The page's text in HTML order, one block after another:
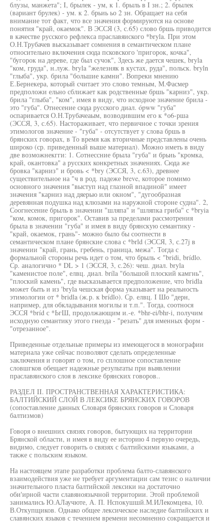
блузы, манжета"; I, брылек - ум, к 1. брыль в I зн.; 2. брылек
(вариант брулек) - ум. к 2. брьиь ьо 2 зн. Обращает на себя
внимание тот факт, что все значения формируются на основе
понятия "край, окаемок". В ЭССЯ (3, с.65) слово бршь приводится
в качестве русского рефлекса праславяиского *bryla. При этом
О.Н.Трубачев высказывает сомнения в семантическом плане
относительно включения сюда псковского 'пригорок, кочка",
"бугорок на дереве, где был сучок", Здесь же дается чешек, bryla
"ком, груда", н.луж. bryla "железняк в кустах, руда", польск. bryln
"глыба", укр. брила "большие камни". Вопреки мнению
Е.Бернекера, который считает это слово темным, М.Фасмер
предположи ельно сближает как родственные бршь "карниз", укр.
брила "глыба", "ком", имея в виду, что исходное значение брила -
это "губа". Отнесение сюда русского диал. ópww "губа"
оспаривается О.Н.Трубачеаым, возводившим его к *о6-рша
(ЭССЯ, 3, с.65). Настораживает, что первичное с точки зрения
этимологов значение - "губа" - отсутствует у слова бршь в
брянских говорах, в То время как вторичные представлены очень
широко (ср. приведенный выше материал). Можно иметь в виду
две возможнекгги: 1. Сотнессние брыла "губа" и брьиь "кромка,
край, окантовка" а русских конкретных значениях. Сюда же
бровка "карниз" и бровь < *bry (ЭССЯ, 3, с.63), древнее
существительное на "ч в род. падеже breve, которое помимо
основного значения "выступ над глазной впадиной" имеет
значения "карниз над дяерью или окном", "дугообразная
деревянная подушка над клюзами на наружной стороне судна". 2,
Соогнесение брыль в значении "шляпа" и "шляпка гриба" с *bryia
"ком, комок, пригорок". Оставив за пределами рассмотрения
брыла в значении "губа" и имея в виду брянскую семантику -
"край, окаемок, грань"- можно было бы соотнести в
семантическом плане брянские слова с *brld (ЭССЯ, 3, с.27j в
значении "край, грань, гребень, граница, межа". Тогда с
формальной стороны речь идет о том, что брыль < "bridi, brídlo.
Ср. аналогично * DL > 1 (ЭССЯ, 3, с.26): чеш. диал. bryla
"каменистое поле", елвц. диал. bríla "большой плоский камгнь",
"плоский камень", где высказывается предположение, что bridla
может быть и из 'bryla чешская форма указывает на реальность
этимологии от * bridla (ж.р. к brídlo). Ср. елвц. I Шо "дерн,
например, для обкладывания могилы и т.п.". Тогда, соотнося
ЭССЯ *bríd с *ЬгШ, продолжающим и.-е. *bhr-ei/bhr-i, получим
исходную семантику этого гнезда - "резать" для именных форм -
"отрезанное".
Приведенные отдельные примеры из имеющегося в монографии
материала уже сейчас позволяют сделать определенные
заключения и говорят о том, го сплошное сопоставление
словшгков обещает надежные результаты при выявлении
праславяиского слоя в лексике брянских говоров..
РАЗДЕЛ II. ПРОСТРАНСТВЕННАЯ ХАРАКТЕРИСТИКА:
БАЛТИЙСКИЙ СЛОЙ В ЛЕКСИКЕ БРЯНСКИХ ГОВОРОВ
(сопоставление данных Словаря брянских говоров н Словаря
балтизмов)
Говоря о внешних связях говоров, бытующих на территории
Брянской области, и имея в виду ее историю 4 первую очередь,
видимо, следует говорить о связях с балтийскими языками, а
также с польским языком.
На настоящем этапе разработки проблема балто-славянского
взаимодействия уже не требует аргументации сам тезис о наличии
значительного пласта балтийской лексики на достаточно
оби'ирной части славяноязычной территории. Этой проблемой
занимались Ю.АЛаучюте, А. П. Нспокушшй.М.ИЛекомцева, 10.
В.Откупщиков. Однако общее лексическое наследие балтийских и
славянских языков с течением времени несомненно сокращается и